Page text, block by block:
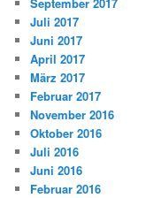
Juli 2017
Juni 2017
April 2017
März 2017
Februar 2017
November 2016
Oktober 2016
Juli 2016
Juni 2016
Februar 2016